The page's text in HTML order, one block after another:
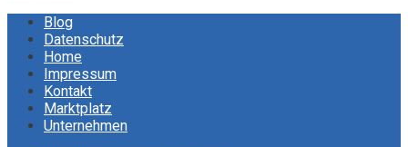
Blog
Datenschutz
Home
Impressum
Kontakt
Marktplatz
Unternehmen